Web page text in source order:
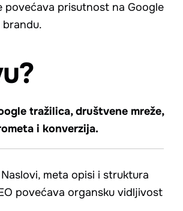
povećava prisutnost na Google
tražilica, društvene mreže,
i konverzija.
meta opisi i struktura
povećava organsku vidljivost